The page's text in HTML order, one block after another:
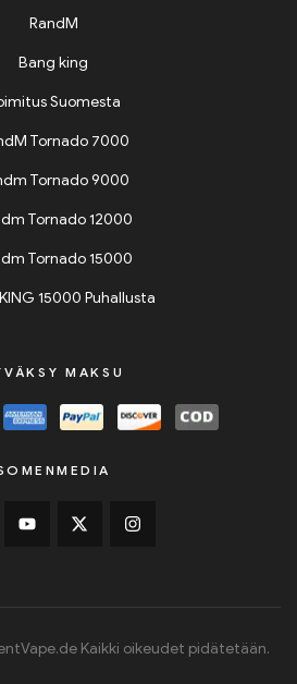
RandM
Bang king
Suomesta
Tornado 7000
Tornado 9000
Tornado 12000
Tornado 15000
15000 Puhallusta
MAKSU
Kaikki oikeudet pidätetään.